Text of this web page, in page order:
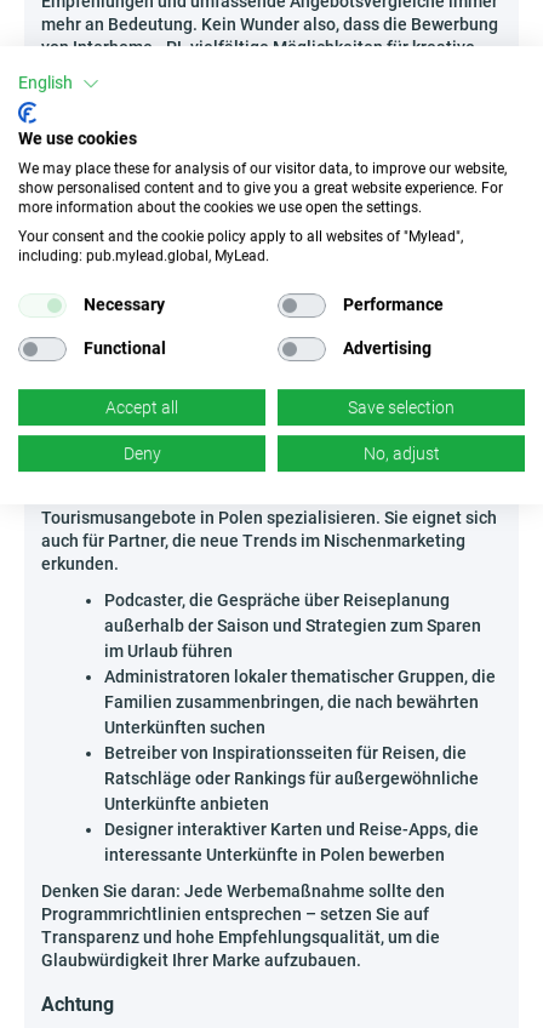
mehr an Bedeutung. Kein Wunder also, dass die Bewerbung
von Interhome - PL vielfältige Möglichkeiten für kreative
Ratgeber wie „Wie wählt man das perfekte Ferienhaus für
als visuelle Guides auf Inspirationsplattformen. Ebenso
wirkungsvoll sind Ranking-Listen – Top 10
außergewöhnliche Unterkünfte für ein Wochenende,
insbesondere in Verbindung mit interaktiven Karten oder
Reiseberichten. Es lohnt sich auch, eine Podcast-Reihe mit
Interviews über Urlaubstrends oder Herausforderungen
schaffen Vertrauen und erhöhen die Zahl der Buchungen
durch Empfehlungen. Greifen Sie zu ungewöhnlichen
Formaten und überzeugen Sie neue Kunden davon, dass der
sie wartet!
Wer kann Interhome - PL bewerben?
Diese Kampagne ist ideal geeignet für Creator, die sich auf
Tourismusangebote in Polen spezialisieren. Sie eignet sich
auch für Partner, die neue Trends im Nischenmarketing
erkunden.
Podcaster, die Gespräche über Reiseplanung
außerhalb der Saison und Strategien zum Sparen
im Urlaub führen
Administratoren lokaler thematischer Gruppen, die
Familien zusammenbringen, die nach bewährten
Unterkünften suchen
Betreiber von Inspirationsseiten für Reisen, die
Ratschläge oder Rankings für außergewöhnliche
Unterkünfte anbieten
Designer interaktiver Karten und Reise-Apps, die
interessante Unterkünfte in Polen bewerben
Denken Sie daran: Jede Werbemaßnahme sollte den
Programmrichtlinien entsprechen – setzen Sie auf
Transparenz und hohe Empfehlungsqualität, um die
Glaubwürdigkeit Ihrer Marke aufzubauen.
Achtung
English
We use cookies
We may place these for analysis of our visitor data, to improve our website,
show personalised content and to give you a great website experience. For
more information about the cookies we use open the settings.
Your consent and the cookie policy apply to all websites of "Mylead",
including: pub.mylead.global, MyLead.
Necessary Performance
Functional Advertising
Accept all Save selection
Deny No, adjust